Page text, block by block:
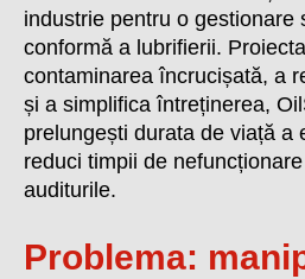
industrie pentru o gestionare
conformă a lubrifierii.
contaminarea încrucișată, a
și a simplifica întreținerea,
prelungești durata de viață a
reduci timpii de
auditurile.
Problema: